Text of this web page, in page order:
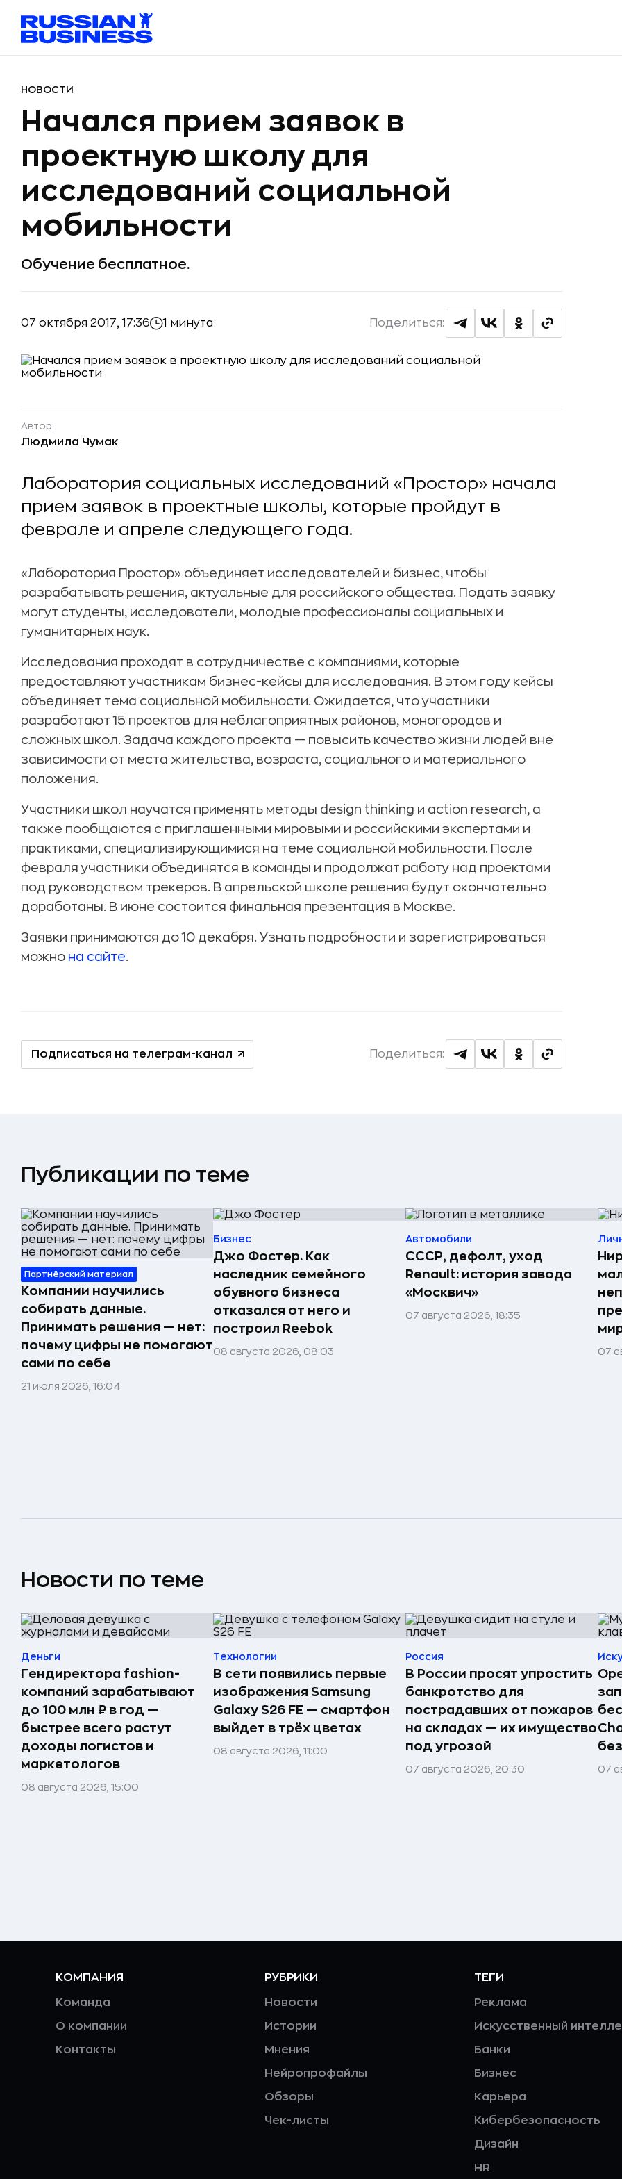
НОВОСТИ
Начался прием заявок в
проектную школу для
исследований социальной
мобильности
Обучение бесплатное.
07 октября 2017, 17:36 1 минута Поделиться:
Автор:
Людмила Чумак
Лаборатория социальных исследований «Простор» начала
прием заявок в проектные школы, которые пройдут в
феврале и апреле следующего года.
«Лаборатория Простор» объединяет исследователей и бизнес, чтобы
разрабатывать решения, актуальные для российского общества. Подать заявку
могут студенты, исследователи, молодые профессионалы социальных и
гуманитарных наук.
Исследования проходят в сотрудничестве с компаниями, которые
предоставляют участникам бизнес-кейсы для исследования. В этом году кейсы
объединяет тема социальной мобильности. Ожидается, что участники
разработают 15 проектов для неблагоприятных районов, моногородов и
сложных школ. Задача каждого проекта — повысить качество жизни людей вне
зависимости от места жительства, возраста, социального и материального
положения.
Участники школ научатся применять методы design thinking и action research, а
также пообщаются с приглашенными мировыми и российскими экспертами и
практиками, специализирующимися на теме социальной мобильности. После
февраля участники объединятся в команды и продолжат работу над проектами
под руководством трекеров. В апрельской школе решения будут окончательно
доработаны. В июне состоится финальная презентация в Москве.
Заявки принимаются до 10 декабря. Узнать подробности и зарегистрироваться
можно на сайте.
Подписаться на телеграм-канал Поделиться:
Публикации по теме
Партнёрский материал
Компании научились
собирать данные.
Принимать решения — нет:
почему цифры не помогают
сами по себе
21 июля 2026, 16:04
Бизнес
Джо Фостер. Как
наследник семейного
обувного бизнеса
отказался от него и
построил Reebok
08 августа 2026, 08:03
Автомобили
СССР, дефолт, уход
Renault: история завода
«Москвич»
07 августа 2026, 18:35
07
Новости по теме
Деньги
Гендиректора fashion-
компаний зарабатывают
до 100 млн ₽ в год —
быстрее всего растут
доходы логистов и
маркетологов
08 августа 2026, 15:00
Технологии
В сети появились первые
изображения Samsung
Galaxy S26 FE — смартфон
выйдет в трёх цветах
08 августа 2026, 11:00
Россия
В России просят упростить
банкротство для
пострадавших от пожаров
на складах — их имущество
под угрозой
07 августа 2026, 20:30 07
КОМПАНИЯ
Команда
О компании
Контакты
РУБРИКИ
Новости
Истории
Мнения
Нейропрофайлы
Обзоры
Чек-листы
ТЕГИ
Реклама
Искусственный
Банки
Бизнес
Карьера
Кибербезопасность
Дизайн
HR